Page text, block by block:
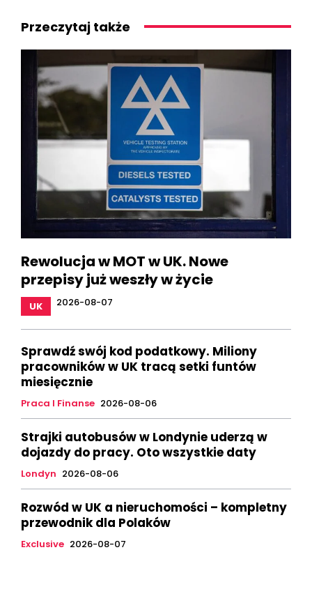
Przeczytaj także
Rewolucja w MOT w UK. Nowe
przepisy już weszły w życie
UK 2026-08-07
Sprawdź swój kod podatkowy. Miliony
pracowników w UK tracą setki funtów
miesięcznie
Praca I Finanse 2026-08-06
Strajki autobusów w Londynie uderzą w
dojazdy do pracy. Oto wszystkie daty
Londyn 2026-08-06
Rozwód w UK a nieruchomości – kompletny
przewodnik dla Polaków
Exclusive 2026-08-07